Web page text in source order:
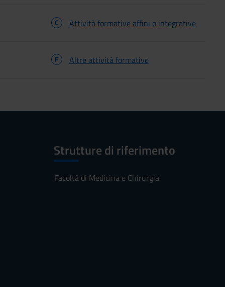
C Attività formative affini o integrative
F Altre attività formative
Strutture di riferimento
Facoltà di Medicina e Chirurgia